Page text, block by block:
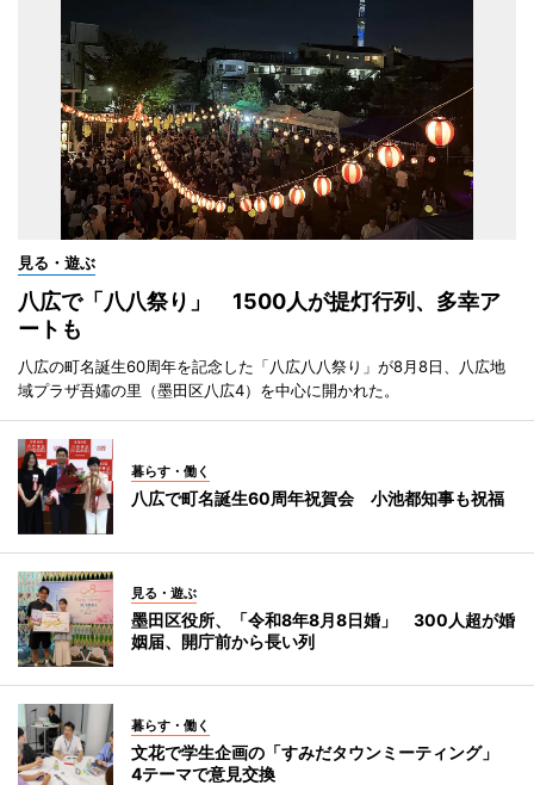
見る・遊ぶ
八広で「八八祭り」 1500人が提灯行列、多幸ア
ートも
八広の町名誕生60周年を記念した「八広八八祭り」が8月8日、八広地
域プラザ吾嬬の里（墨田区八広4）を中心に開かれた。
暮らす・働く
八広で町名誕生60周年祝賀会 小池都知事も祝福
見る・遊ぶ
墨田区役所、「令和8年8月8日婚」 300人超が婚
姻届、開庁前から長い列
暮らす・働く
文花で学生企画の「すみだタウンミーティング」
4テーマで意見交換